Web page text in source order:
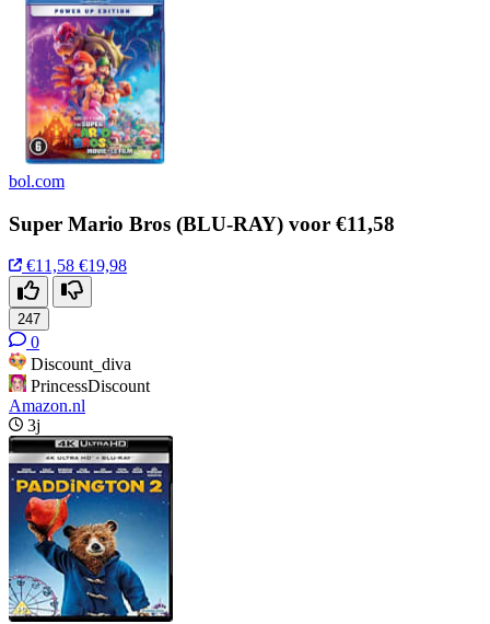
bol.com
Super Mario Bros (BLU-RAY) voor €11,58
€11,58 €19,98
247
0
Discount_diva
PrincessDiscount
Amazon.nl
3j